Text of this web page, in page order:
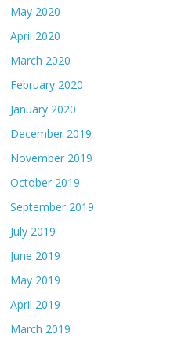
May 2020
April 2020
March 2020
February 2020
January 2020
December 2019
November 2019
October 2019
September 2019
July 2019
June 2019
May 2019
April 2019
March 2019